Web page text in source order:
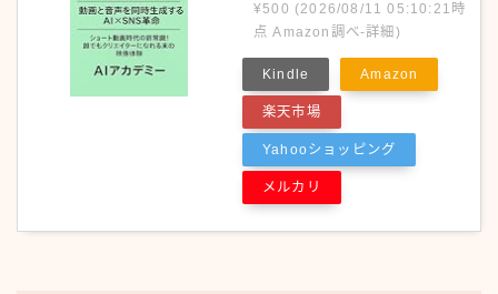
¥500 (2026/08/11 05:10:21時
点 Amazon調べ-詳細)
Kindle Amazon
楽天市場
Yahooショッピング
メルカリ